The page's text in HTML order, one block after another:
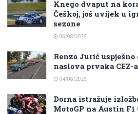
Knego dvaput na
Češkoj, još uvijek u
sezone
06/08/2026
Renzo Jurić
naslova prvaka CEZ-a
04/08/2026
Dorna istražuje
MotoGP na Austin F1